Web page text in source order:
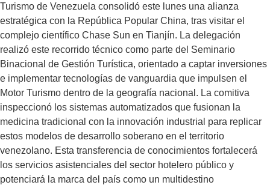
Turismo de Venezuela consolidó este lunes una alianza
estratégica con la República Popular China, tras visitar el
complejo científico Chase Sun en Tianjín. La delegación
realizó este recorrido técnico como parte del Seminario
Binacional de Gestión Turística, orientado a captar inversiones
e implementar tecnologías de vanguardia que impulsen el
Motor Turismo dentro de la geografía nacional. La comitiva
inspeccionó los sistemas automatizados que fusionan la
medicina tradicional con la innovación industrial para replicar
estos modelos de desarrollo soberano en el territorio
venezolano. Esta transferencia de conocimientos fortalecerá
los servicios asistenciales del sector hotelero público y
potenciará la marca del país como un multidestino